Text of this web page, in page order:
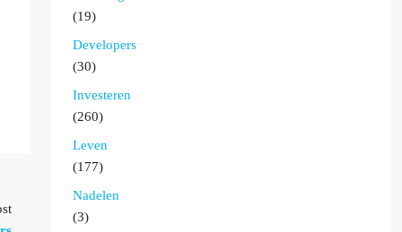
(19)
Developers
(30)
Investeren
(260)
Leven
(177)
Nadelen
(3)